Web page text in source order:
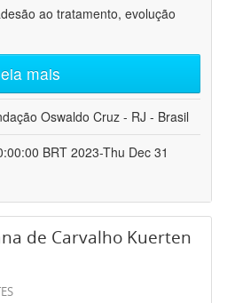
ao tratamento, evolução
mais
Oswaldo Cruz - RJ - Brasil
BRT 2023-Thu Dec 31
de Carvalho Kuerten